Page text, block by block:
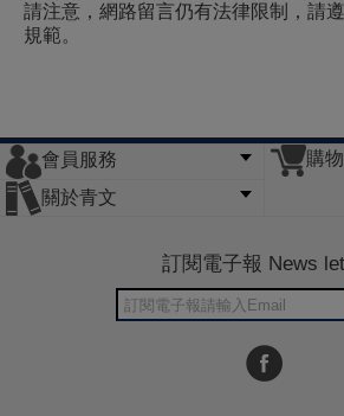
請注意，網路留言仍有法律限制，請
規範。
會員服務
會員辦法
客服信箱
隱私條款
網站導覽
購
關於青文
訂閱電子報 News